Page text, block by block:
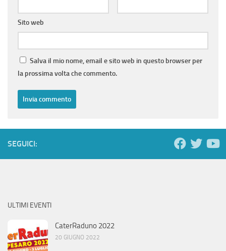
Sito web
Salva il mio nome, email e sito web in questo browser per
la prossima volta che commento.
SEGUICI:
ULTIMI EVENTI
CaterRaduno 2022
20 GIUGNO 2022